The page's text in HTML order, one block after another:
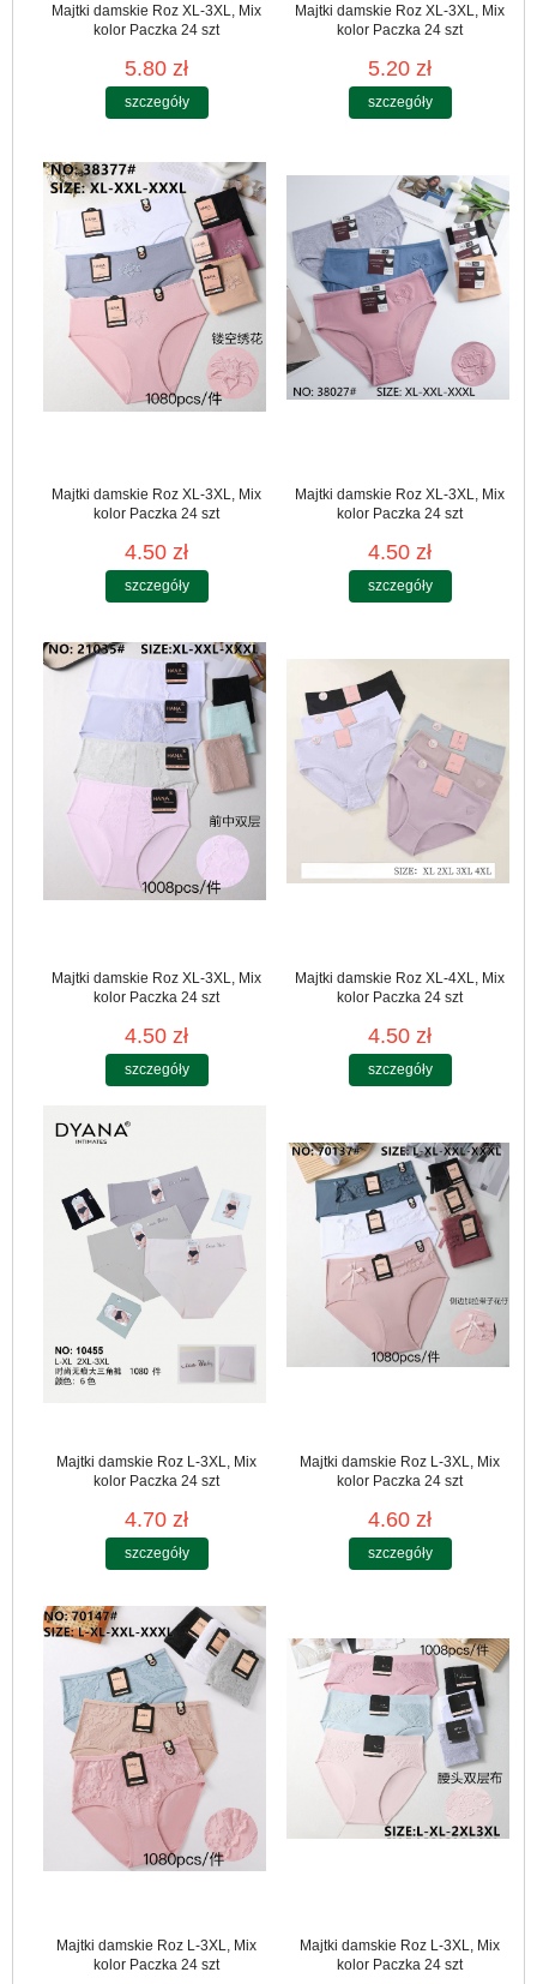
Majtki damskie Roz XL-3XL, Mix
kolor Paczka 24 szt
5.80 zł
szczegóły
Majtki damskie Roz XL-3XL, Mix
kolor Paczka 24 szt
5.20 zł
szczegóły
Majtki damskie Roz XL-3XL, Mix
kolor Paczka 24 szt
4.50 zł
szczegóły
Majtki damskie Roz XL-3XL, Mix
kolor Paczka 24 szt
4.50 zł
szczegóły
Majtki damskie Roz XL-3XL, Mix
kolor Paczka 24 szt
4.50 zł
szczegóły
Majtki damskie Roz XL-4XL, Mix
kolor Paczka 24 szt
4.50 zł
szczegóły
Majtki damskie Roz L-3XL, Mix
kolor Paczka 24 szt
4.70 zł
szczegóły
Majtki damskie Roz L-3XL, Mix
kolor Paczka 24 szt
4.60 zł
szczegóły
Majtki damskie Roz L-3XL, Mix
kolor Paczka 24 szt
Majtki damskie Roz L-3XL, Mix
kolor Paczka 24 szt